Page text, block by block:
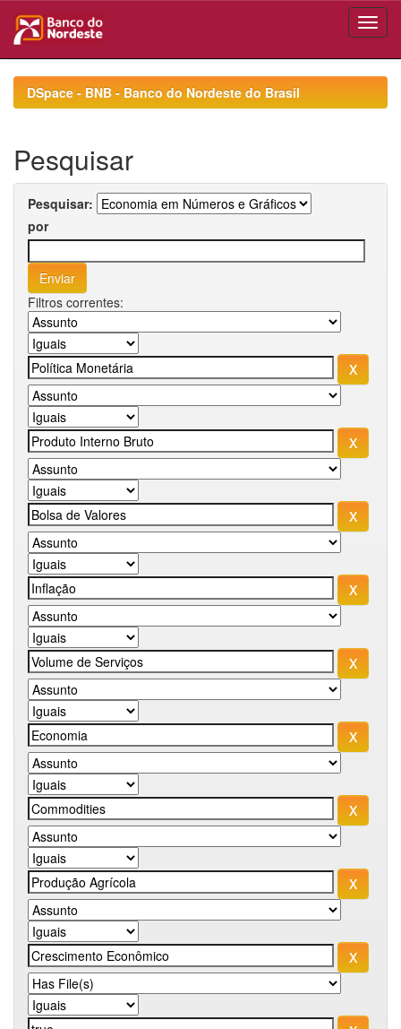
navigationDSpace - BNB - Banco do Nordeste do Brasil
Pesquisar
Pesquisar:
por
Filtros correntes: